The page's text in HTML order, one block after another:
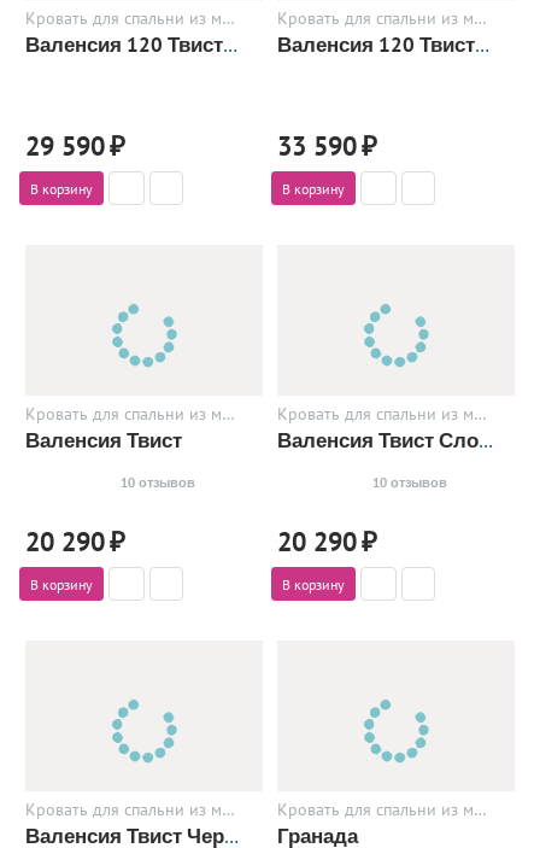
Кровать для спальни из металла
Валенсия 120 Твист+Я
29 590₽
В корзину
Кровать для спальни из металла
Валенсия 120 Твист+ЯП
33 590₽
В корзину
Кровать для спальни из металла
Валенсия Твист
10 отзывов
20 290₽
В корзину
Кровать для спальни из металла
Валенсия Твист Слоновая кость
10 отзывов
20 290₽
В корзину
Кровать для спальни из металла
Валенсия Твист Черный
Кровать для спальни из металла
Гранада